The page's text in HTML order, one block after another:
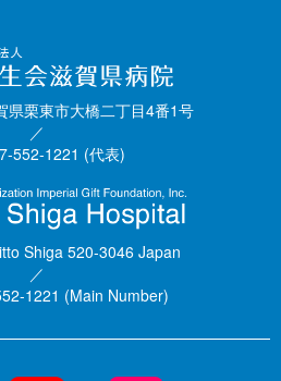
栗東市大橋二丁目4番1号
／
552-1221 (代表)
Shiga 520-3046 Japan
／
1221 (Main Number)